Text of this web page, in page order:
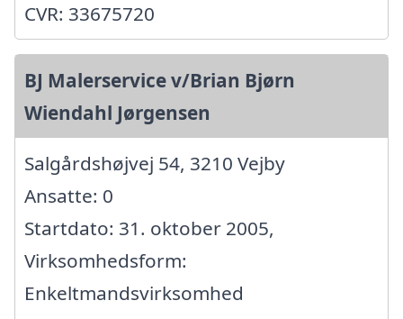
CVR: 33675720
BJ Malerservice v/Brian Bjørn
Wiendahl Jørgensen
Salgårdshøjvej 54, 3210 Vejby
Ansatte: 0
Startdato: 31. oktober 2005,
Virksomhedsform:
Enkeltmandsvirksomhed